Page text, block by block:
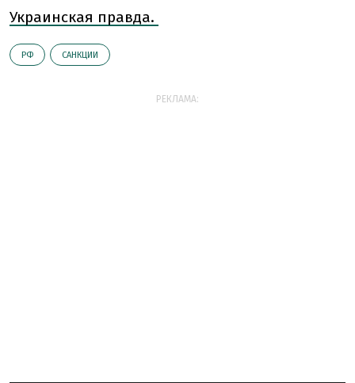
Украинская правда.
РФ САНКЦИИ
РЕКЛАМА: